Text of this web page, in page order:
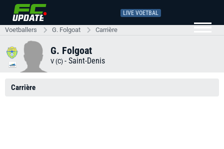
LIVE VOETBAL
Voetballers G. Folgoat Carrière
G. Folgoat
V (C) - Saint-Denis
Carrière